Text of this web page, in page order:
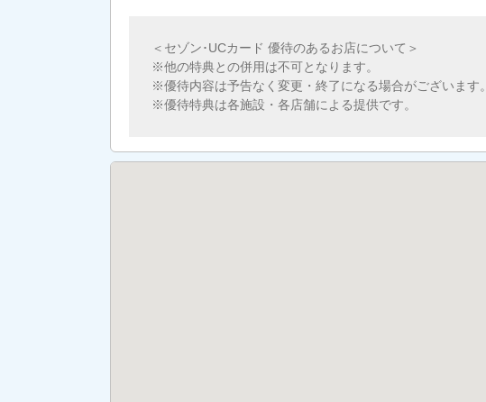
＜セゾン･UCカード 優待のあるお店について＞
他の特典との併用は不可となります。
優待内容は予告なく変更・終了になる場合がございます。
優待特典は各施設・各店舗による提供です。